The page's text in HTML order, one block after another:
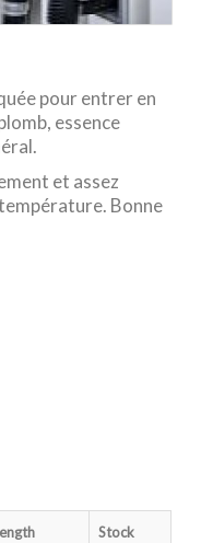
pour entrer en
essence
et assez
Bonne
Stock